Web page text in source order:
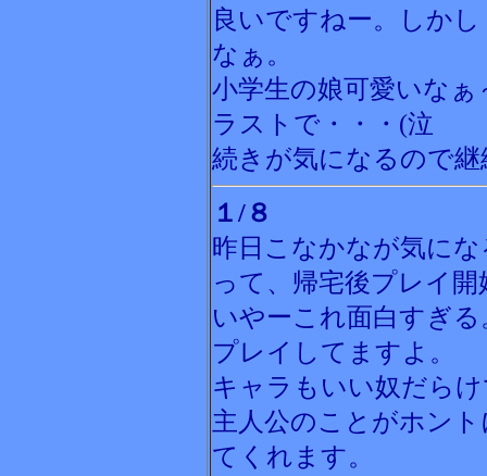
良いですねー。しか
なぁ。
小学生の娘可愛いな
ラストで・・・(泣
続きが気になるので
１/８
昨日こなかなが気に
って、帰宅後プレイ開
いやーこれ面白すぎ
プレイしてますよ。
キャラもいい奴だら
主人公のことがホン
てくれます。